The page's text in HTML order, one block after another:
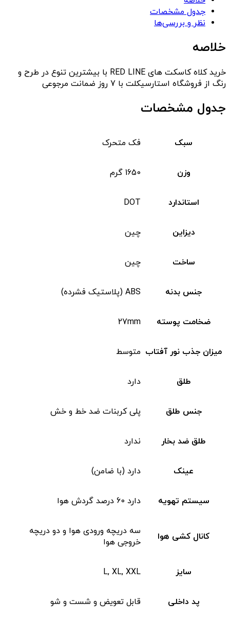
جدول مشخصات
نظر و بررسی‌ها
خلاصه
خرید کلاه کاسکت های RED LINE با بیشترین تنوع در طرح و
رنگ از فروشگاه استارسیکلت با 7 روز ضمانت مرجوعی
جدول مشخصات
سبک فک متحرک
وزن 1650 گرم
استاندارد DOT
دیزاین چین
ساخت چین
جنس بدنه ABS (پلاستیک فشرده)
ضخامت پوسته 27mm
میزان جذب نور آفتاب متوسط
طلق دارد
جنس طلق پلی کربنات ضد خط و خش
طلق ضد بخار ندارد
عینک دارد (با ضامن)
سیستم تهویه دارد 60 درصد گردش هوا
کانال کشی هوا
سه دریچه ورودی هوا و دو دریچه
خروجی هوا
سایز L, XL, XXL
پد داخلی قابل تعویض و شست و شو